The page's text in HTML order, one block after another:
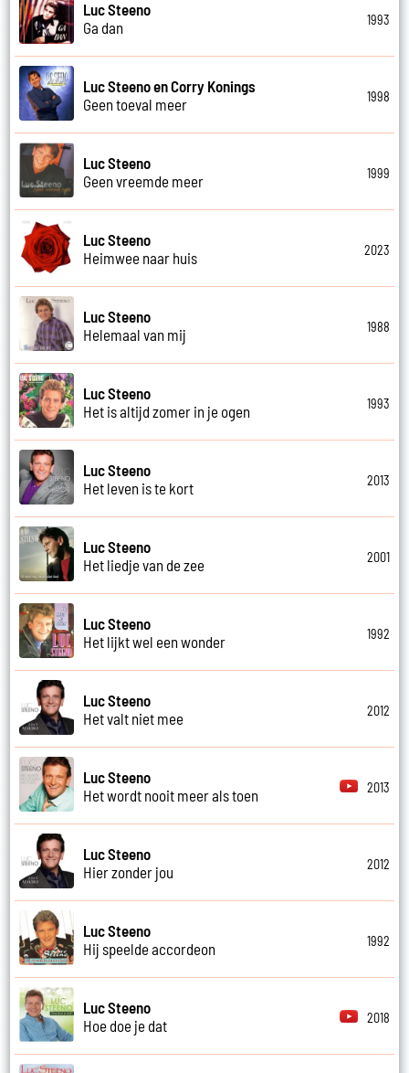
Luc Steeno
Ga dan
1993
Luc Steeno en Corry Konings
Geen toeval meer
1998
Luc Steeno
Geen vreemde meer
1999
Luc Steeno
Heimwee naar huis
2023
Luc Steeno
Helemaal van mij
1988
Luc Steeno
Het is altijd zomer in je ogen
1993
Luc Steeno
Het leven is te kort
2013
Luc Steeno
Het liedje van de zee
2001
Luc Steeno
Het lijkt wel een wonder
1992
Luc Steeno
Het valt niet mee
2012
Luc Steeno
Het wordt nooit meer als toen
2013
Luc Steeno
Hier zonder jou
2012
Luc Steeno
Hij speelde accordeon
1992
Luc Steeno
Hoe doe je dat
2018